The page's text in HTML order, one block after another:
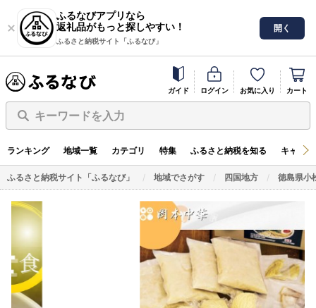
ふるなびアプリなら
返礼品がもっと探しやすい！
ふるさと納税サイト「ふるなび」
開く
ガイド ログイン お気に入り カート
キーワードを入力
ランキング 地域一覧 カテゴリ 特集 ふるさと納税を知る キャン
ふるさと納税サイト「ふるなび」 地域でさがす 四国地方 徳島県小